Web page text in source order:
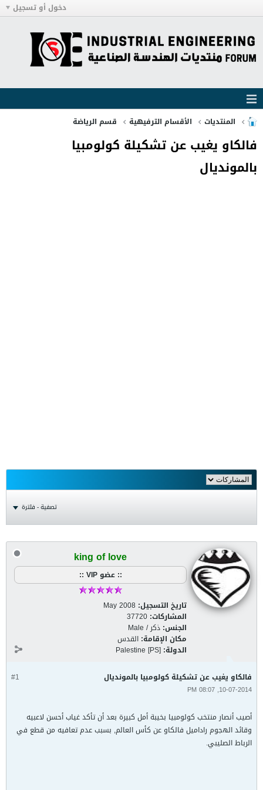
دخول أو تسجيل
المنتديات الأقسام الترفيهية قسم الرياضة
فالكاو يغيب عن تشكيلة كولومبيا
بالمونديال
تصفية - فلترة
king of love
:: عضو VIP ::
تاريخ التسجيل: May 2008
المشاركات: 37720
الجنس: ذكر / Male
مكان الإقامة: القدس
الدولة: Palestine [PS]
#1 فالكاو يغيب عن تشكيلة كولومبيا بالمونديال
10-07-2014, 08:07 PM
أصيب أنصار منتخب كولومبيا بخيبة أمل كبيرة بعد أن تأكد غياب أحسن لاعبيه
وقائد الهجوم راداميل فالكاو عن كأس العالم, بسبب عدم تعافيه من قطع في
الرباط الصليبي.